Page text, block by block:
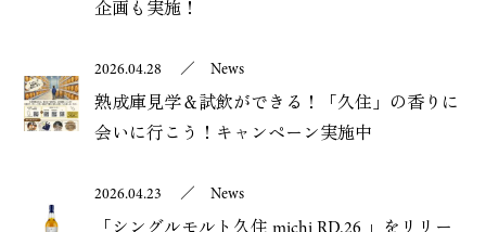
企画も実施！
2026.04.28 ／ News
熟成庫見学＆試飲ができる！「久住」の香りに
会いに行こう！キャンペーン実施中
2026.04.23 ／ News